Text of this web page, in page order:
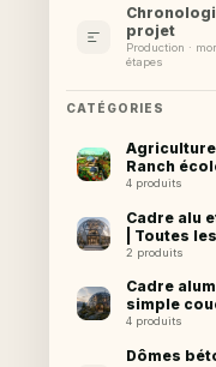
projet
Production ·
étapes
CATÉGORIES
Agriculture
Ranch
4 produits
Cadre alu
| Toutes
2 produits
Cadre
simple
4 produits
Dômes